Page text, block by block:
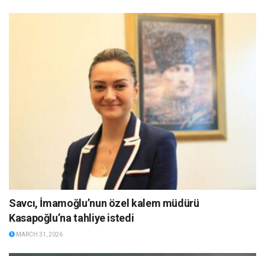
Savcı, İmamoğlu’nun özel kalem müdürü
Kasapoğlu’na tahliye istedi
MARCH 31, 2026